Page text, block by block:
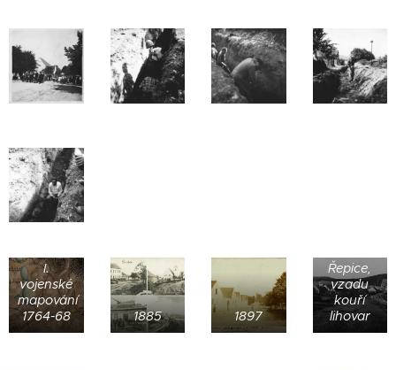
I.
vojenské
mapování
1764-68
1885 1897
Řepice,
vzadu
kouří
lihovar